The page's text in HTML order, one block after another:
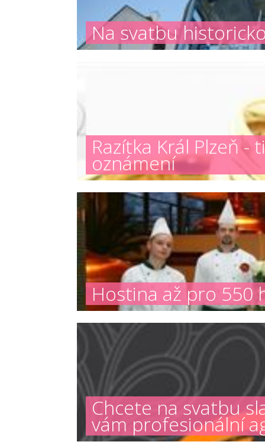
Na svatbu
Razítka Král Plzeň
oznámení
Hostina až pro 550
Chcete na svatbu
vám profesionální